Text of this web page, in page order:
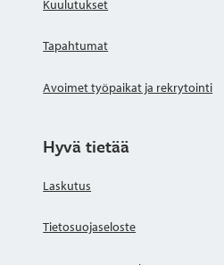
Kuulutukset
Tapahtumat
Avoimet työpaikat ja rekrytointi
Hyvä tietää
Laskutus
Tietosuojaseloste